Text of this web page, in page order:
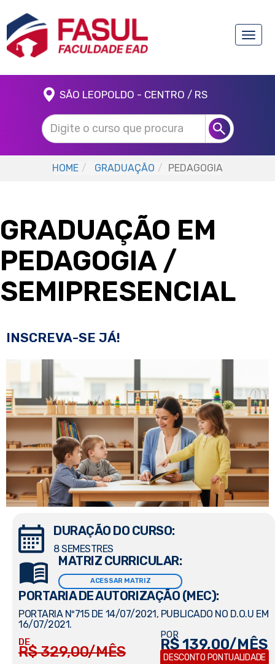
Toggle
SÃO LEOPOLDO - CENTRO / RS
HOME GRADUAÇÃO PEDAGOGIA
GRADUAÇÃO EM
PEDAGOGIA /
SEMIPRESENCIAL
INSCREVA-SE JÁ!
DURAÇÃO DO CURSO:
8 SEMESTRES
MATRIZ CURRICULAR:
ACESSAR MATRIZ
PORTARIA DE AUTORIZAÇÃO (MEC):
PORTARIA Nº715 DE 14/07/2021, PUBLICADO NO D.O.U EM
16/07/2021.
DE
R$ 329,00/MÊS
POR
R$ 139,00/MÊS
DESCONTO PONTUALIDADE